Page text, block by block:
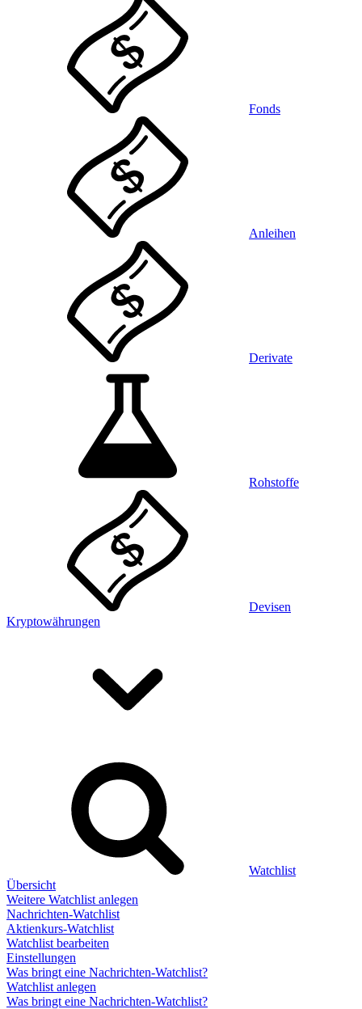
Fonds
Anleihen
Derivate
Rohstoffe
Devisen
Kryptowährungen
Watchlist
Übersicht
Weitere Watchlist anlegen
Nachrichten-Watchlist
Aktienkurs-Watchlist
Watchlist bearbeiten
Einstellungen
Was bringt eine Nachrichten-Watchlist?
Watchlist anlegen
Was bringt eine Nachrichten-Watchlist?